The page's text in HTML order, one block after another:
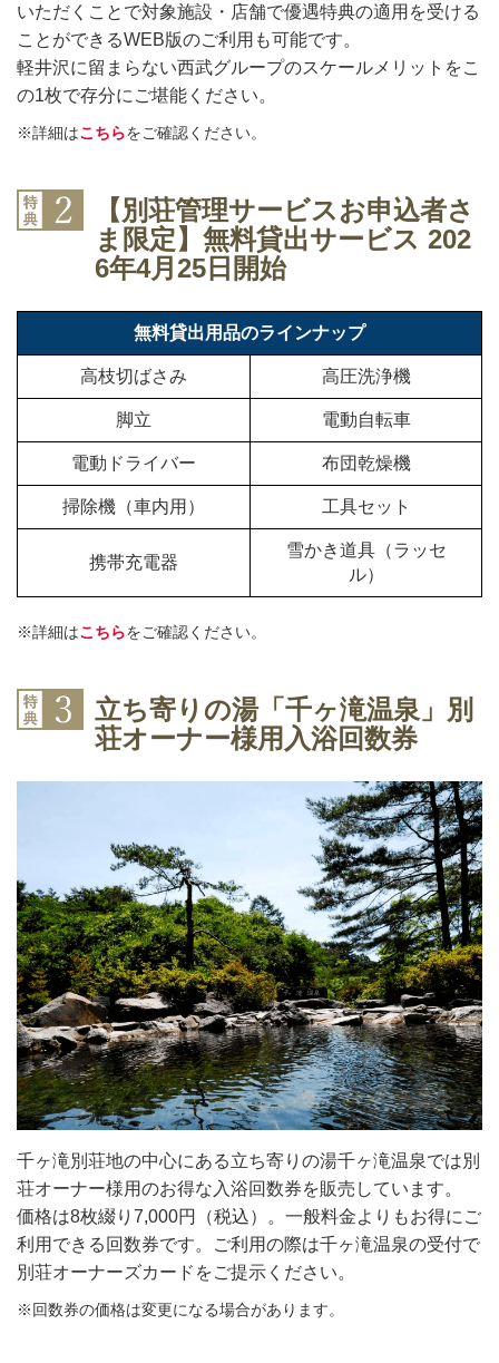
いただくことで対象施設・店舗で優遇特典の適用を受ける
ことができるWEB版のご利用も可能です。
軽井沢に留まらない西武グループのスケールメリットをこ
の1枚で存分にご堪能ください。
※詳細はこちらをご確認ください。
【別荘管理サービスお申込者さ
ま限定】無料貸出サービス 202
6年4月25日開始
無料貸出用品のラインナップ
高枝切ばさみ 高圧洗浄機
脚立 電動自転車
電動ドライバー 布団乾燥機
掃除機（車内用） 工具セット
携帯充電器
雪かき道具（ラッセ
ル）
※詳細はこちらをご確認ください。
立ち寄りの湯「千ヶ滝温泉」別
荘オーナー様用入浴回数券
千ヶ滝別荘地の中心にある立ち寄りの湯千ヶ滝温泉では別
荘オーナー様用のお得な入浴回数券を販売しています。
価格は8枚綴り7,000円（税込）。一般料金よりもお得にご
利用できる回数券です。ご利用の際は千ヶ滝温泉の受付で
別荘オーナーズカードをご提示ください。
※回数券の価格は変更になる場合があります。